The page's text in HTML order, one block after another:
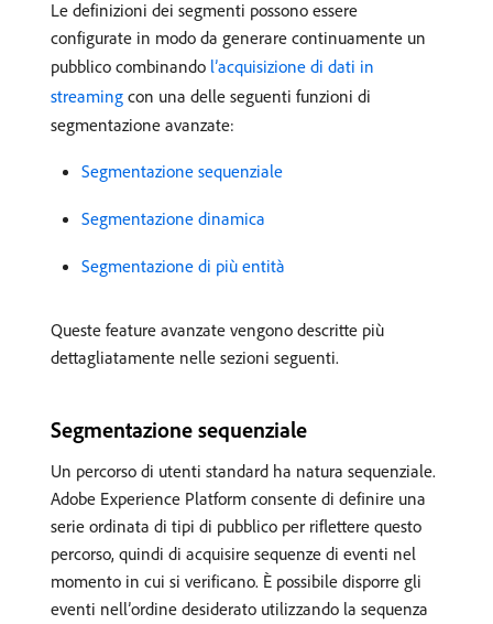
Le definizioni dei segmenti possono essere
configurate in modo da generare continuamente un
pubblico combinando l’acquisizione di dati in
streaming con una delle seguenti funzioni di
segmentazione avanzate:
Segmentazione sequenziale
Segmentazione dinamica
Segmentazione di più entità
Queste feature avanzate vengono descritte più
dettagliatamente nelle sezioni seguenti.
Segmentazione sequenziale
Un percorso di utenti standard ha natura sequenziale.
Adobe Experience Platform consente di definire una
serie ordinata di tipi di pubblico per riflettere questo
percorso, quindi di acquisire sequenze di eventi nel
momento in cui si verificano. È possibile disporre gli
eventi nell’ordine desiderato utilizzando la sequenza